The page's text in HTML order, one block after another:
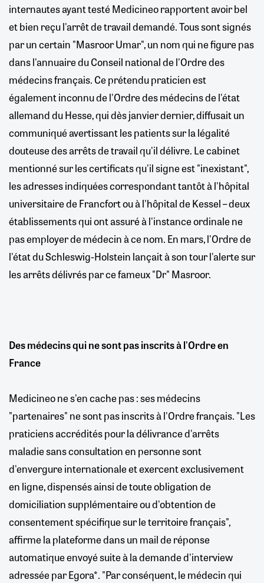
internautes ayant testé Medicineo rapportent avoir bel
et bien reçu l'arrêt de travail demandé. Tous sont signés
par un certain "Masroor Umar", un nom qui ne figure pas
dans l'annuaire du Conseil national de l'Ordre des
médecins français. Ce prétendu praticien est
également inconnu de l'Ordre des médecins de l'état
allemand du Hesse, qui dès janvier dernier, diffusait un
communiqué avertissant les patients sur la légalité
douteuse des arrêts de travail qu'il délivre. Le cabinet
mentionné sur les certificats qu'il signe est "inexistant",
les adresses indiquées correspondant tantôt à l'hôpital
universitaire de Francfort ou à l'hôpital de Kessel – deux
établissements qui ont assuré à l'instance ordinale ne
pas employer de médecin à ce nom. En mars, l'Ordre de
l'état du Schleswig-Holstein lançait à son tour l'alerte sur
les arrêts délivrés par ce fameux "Dr" Masroor.
Des médecins qui ne sont pas inscrits à l'Ordre en
France
Medicineo ne s'en cache pas : ses médecins
"partenaires" ne sont pas inscrits à l'Ordre français. "Les
praticiens accrédités pour la délivrance d'arrêts
maladie sans consultation en personne sont
d'envergure internationale et exercent exclusivement
en ligne, dispensés ainsi de toute obligation de
domiciliation supplémentaire ou d'obtention de
consentement spécifique sur le territoire français",
affirme la plateforme dans un mail de réponse
automatique envoyé suite à la demande d'interview
adressée par Egora*. "Par conséquent, le médecin qui